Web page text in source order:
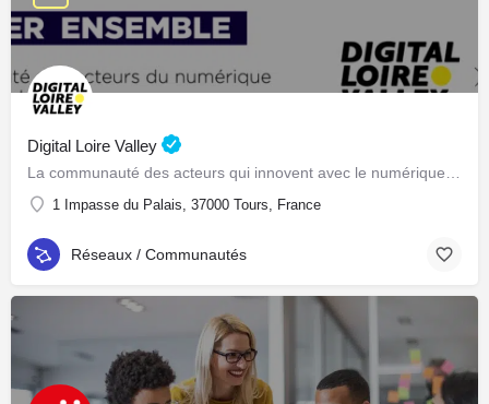
Digital Loire Valley
1 Impasse du Palais, 37000 Tours, France
Réseaux / Communautés